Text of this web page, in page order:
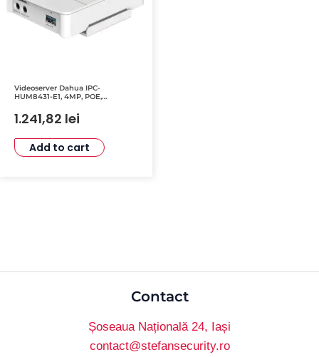
Videoserver Dahua IPC-
HUM8431-E1, 4MP, POE,
Echipamente Securitate
1.241,82 lei
Add to cart
Contact
Șoseaua Națională 24, Iași
contact@stefansecurity.ro